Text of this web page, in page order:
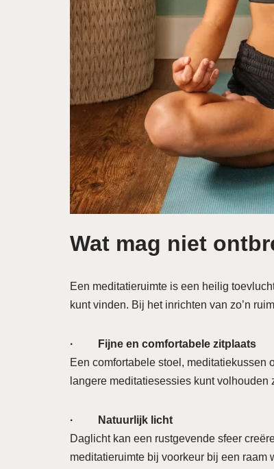
Wat mag niet
Een meditatieruimte is een heilig
kunt vinden. Bij het inrichten van zo’n
· Fijne en comfortabele zitplaats
Een comfortabele stoel, meditatiekussen
langere meditatiesessies kunt volhouden
· Natuurlijk licht
Daglicht kan een rustgevende sfeer
meditatieruimte bij voorkeur bij een raam